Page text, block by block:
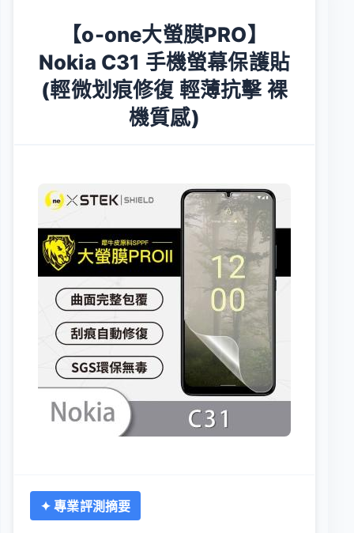
【o-one大螢膜PRO】
Nokia C31 手機螢幕保護貼
(輕微划痕修復 輕薄抗擊 裸
機質感)
✦ 專業評測摘要